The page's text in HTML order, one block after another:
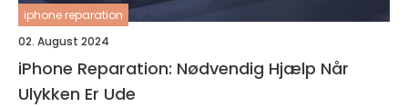
iphone reparation
02. August 2024
iPhone Reparation: Nødvendig Hjælp Når
Ulykken Er Ude